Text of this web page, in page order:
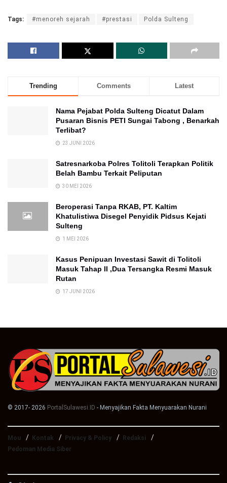
Tags: #menoreh sejarah #prestasi Polda Sulteng
Trending Comments Latest
Nama Pejabat Polda Sulteng Dicatut Dalam
Pusaran Bisnis PETI Sungai Tabong , Benarkah
Terlibat?
23 JUNI 2026
Satresnarkoba Polres Tolitoli Terapkan Politik
Belah Bambu Terkait Peliputan
30 MEI 2026
Beroperasi Tanpa RKAB, PT. Kaltim
Khatulistiwa Disegel Penyidik Pidsus Kejati
Sulteng
1 MEI 2026
Kasus Penipuan Investasi Sawit di Tolitoli
Masuk Tahap II ,Dua Tersangka Resmi Masuk
Rutan
17 JUNI 2026
© 2017- 2026 PortalSulawesi.ID - Menyajikan Fakta Menyuarakan Nurani
Mou Kontak Privacy & Policy
Redaksi
Pedoman Media Siber